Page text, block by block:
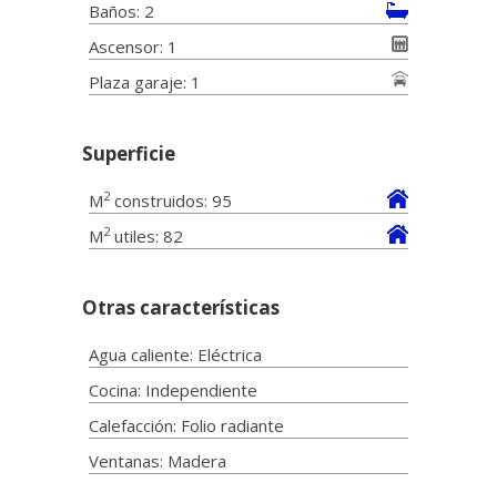
Baños: 2
Ascensor: 1
Plaza garaje: 1
Superficie
M2construidos: 95
M2utiles: 82
Otras características
Agua caliente: Eléctrica
Cocina: Independiente
Calefacción: Folio radiante
Ventanas: Madera